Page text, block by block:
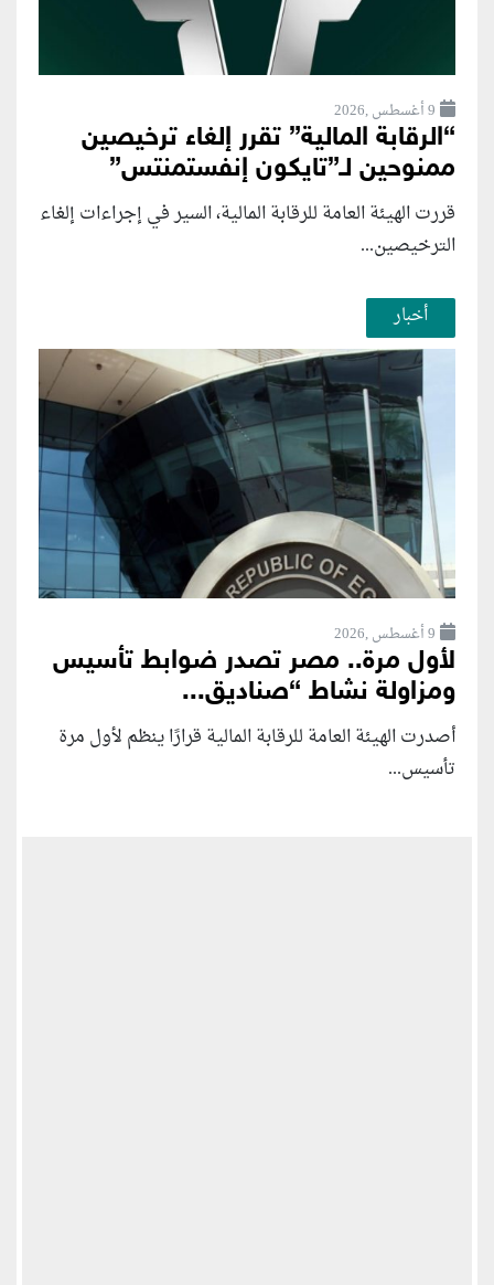
9 أغسطس ,2026
“الرقابة المالية” تقرر إلغاء ترخيصين
ممنوحين لـ”تايكون إنفستمنتس”
قررت الهيئة العامة للرقابة المالية، السير في إجراءات إلغاء
الترخيصين...
أخبار
9 أغسطس ,2026
لأول مرة.. مصر تصدر ضوابط تأسيس
ومزاولة نشاط “صناديق...
أصدرت الهيئة العامة للرقابة المالية قرارًا ينظم لأول مرة
تأسيس...